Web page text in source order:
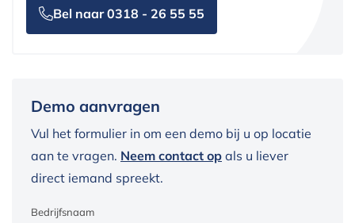
Bel naar 0318 - 26 55 55
Demo aanvragen
Vul het formulier in om een demo bij u op locatie
aan te vragen. Neem contact op als u liever
direct iemand spreekt.
Bedrijfsnaam